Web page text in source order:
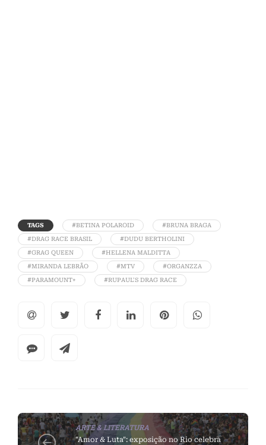
TAGS #BETINA POLAROID #BRUNA BRAGA
#DRAG RACE BRASIL #DUDU BERTHOLINI
#GRAG QUEEN #HELLENA MALDITTA
#MIRANDA LEBRÃO #MTV #ORGANZZA
#PARAMOUNT+ #RUPAUL'S DRAG RACE
ARTE & LITERATURA
"Amor & Luta": exposição no Rio celebra